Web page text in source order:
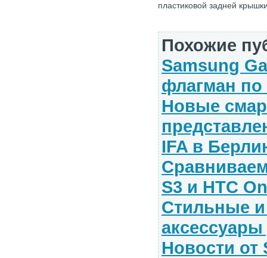
пластиковой задней
Похожие
Samsung
флагман по
Новые
IFA в
S3 и HTC
Стильные
Новости от